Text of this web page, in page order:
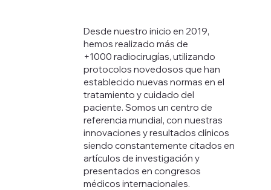
Desde nuestro inicio en 2019,
hemos realizado más de
+1000 radiocirugías, utilizando
protocolos novedosos que han
establecido nuevas normas en el
tratamiento y cuidado del
paciente. Somos un centro de
referencia mundial, con nuestras
innovaciones y resultados clínicos
siendo constantemente citados en
artículos de investigación y
presentados en congresos
médicos internacionales.